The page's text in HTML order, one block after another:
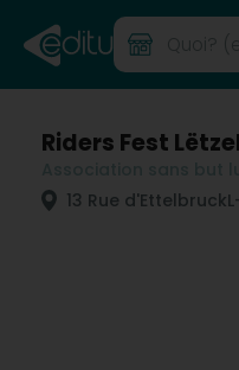
Riders Fest
13 Rue d'Ettelbruck